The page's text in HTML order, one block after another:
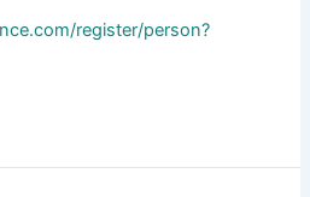
register/person?